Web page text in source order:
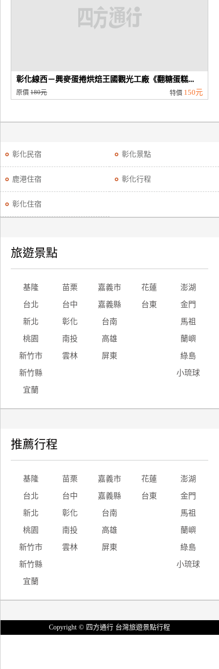
旅
計
品
宣
傳
彰化線西－興麥蛋捲烘焙王國觀光工廠《翻糖蛋糕...
原價180元 特價 150元
彰化民宿 彰化景點
鹿港住宿 彰化行程
彰化住宿
旅遊景點
基隆 苗栗 嘉義市 花蓮 澎湖
台北 台中 嘉義縣 台東 金門
新北 彰化 台南 馬祖
桃園 南投 高雄 蘭嶼
新竹市 雲林 屏東 綠島
新竹縣 小琉球
宜蘭
推薦行程
基隆 苗栗 嘉義市 花蓮 澎湖
台北 台中 嘉義縣 台東 金門
新北 彰化 台南 馬祖
桃園 南投 高雄 蘭嶼
新竹市 雲林 屏東 綠島
新竹縣 小琉球
宜蘭
Copyright © 四方通行 台灣旅遊景點行程